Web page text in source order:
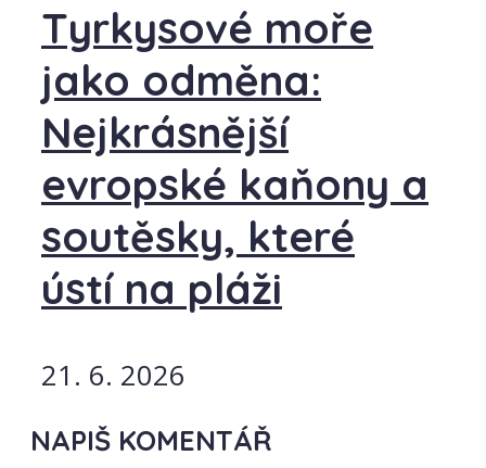
Tyrkysové moře
jako odměna:
Nejkrásnější
evropské kaňony a
soutěsky, které
ústí na pláži
21. 6. 2026
NAPIŠ KOMENTÁŘ